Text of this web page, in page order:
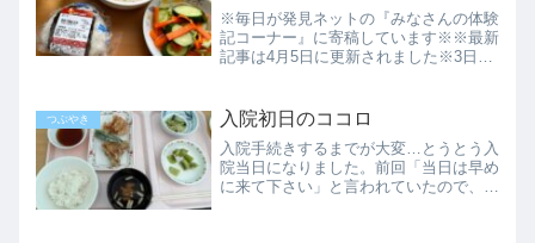
※毎日が発見ネットの『みなさんの体験
記コーナー』に寄稿しています※※最新
記事は4月5日に更新されました※3日以
限が『到着した日から3日以内』でし
た。危ない危ない、急いで...
つぶやき 入院初日のココロ
入院手続きするまでが大変…とうとう入
院当日になりました。前回「当日は早め
に来て下さい」と言われていたので、予